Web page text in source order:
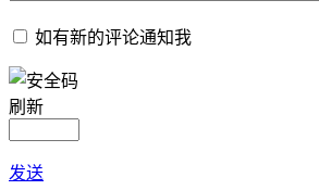
如有新的评论通知我
刷新
发送